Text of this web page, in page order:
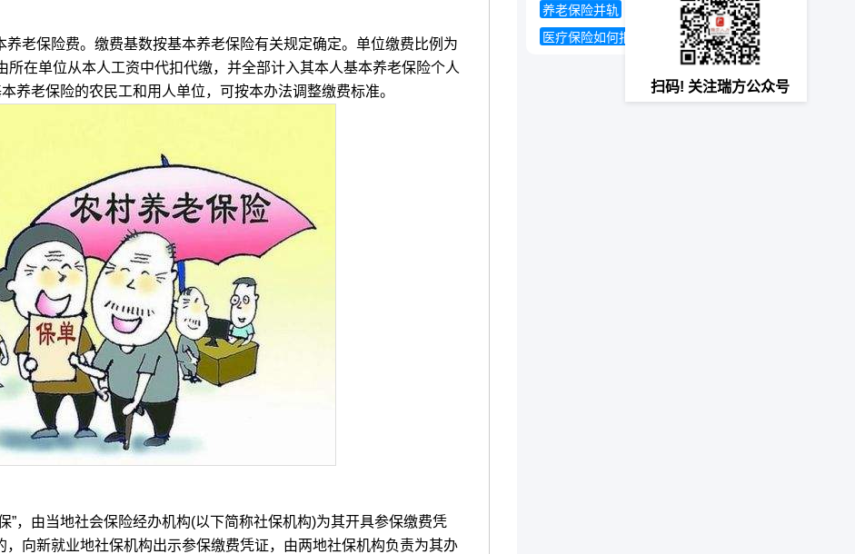
保险费。缴费基数按基本养老保险有关规定确定。单位缴费比例为
所在单位从本人工资中代扣代缴，并全部计入其本人基本养老保险个人
养老保险的农民工和用人单位，可按本办法调整缴费标准。
由当地社会保险经办机构(以下简称社保机构)为其开具参保缴费凭
向新就业地社保机构出示参保缴费凭证，由两地社保机构负责为其办
养老保险并轨
如何计算养老金
医疗保险如何报销
扫码! 关注瑞方公众号